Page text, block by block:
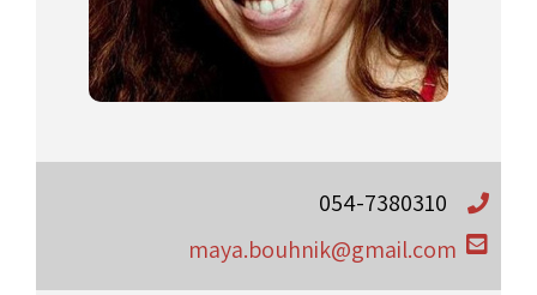
054-7380310
maya.bouhnik@gmail.com